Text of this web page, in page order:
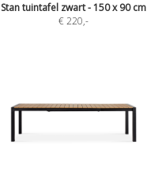
Stan tuintafel zwart - 150 x 90 cm
€ 220,-